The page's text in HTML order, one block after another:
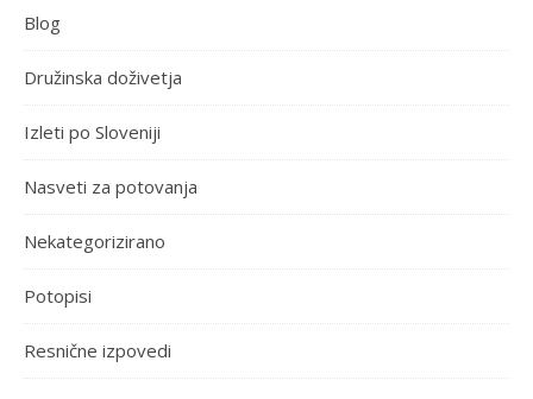
Blog
Družinska doživetja
Izleti po Sloveniji
Nasveti za potovanja
Nekategorizirano
Potopisi
Resnične izpovedi